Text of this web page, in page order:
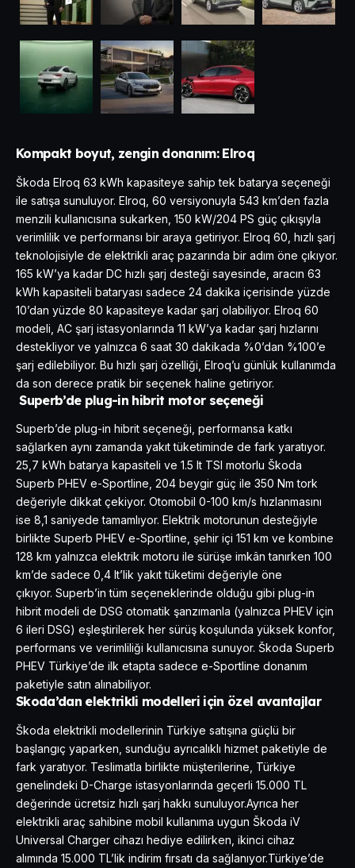
Kompakt boyut, zengin donanım: Elroq
Škoda Elroq 63 kWh kapasiteye sahip tek batarya seçeneği
ile satışa sunuluyor. Elroq, 60 versiyonuyla 543 km’den fazla
menzili kullanıcısına sukarken, 150 kW/204 PS güç çıkışıyla
verimlilik ve performansı bir araya getiriyor. Elroq 60, hızlı şarj
teknolojisiyle de elektrikli araç pazarında bir adım öne çıkıyor.
165 kW’ya kadar DC hızlı şarj desteği sayesinde, aracın 63
kWh kapasiteli bataryası sadece 24 dakika içerisinde yüzde
10’dan yüzde 80 kapasiteye kadar şarj olabiliyor. Elroq 60
modeli, AC şarj istasyonlarında 11 kW’ya kadar şarj hızlarını
destekliyor ve yalnızca 6 saat 30 dakikada %0’dan %100’e
şarj edilebiliyor. Bu hızlı şarj özelliği, Elroq’u günlük kullanımda
da son derece pratik bir seçenek haline getiriyor.
Superb’de plug-in hibrit motor seçeneği
Superb’de plug-in hibrit seçeneği, performansa katkı
sağlarken aynı zamanda yakıt tüketiminde de fark yaratıyor.
25,7 kWh batarya kapasiteli ve 1.5 lt TSI motorlu Škoda
Superb PHEV e-Sportline, 204 beygir güç ile 350 Nm tork
değeriyle dikkat çekiyor. Otomobil 0-100 km/s hızlanmasını
ise 8,1 saniyede tamamlıyor. Elektrik motorunun desteğiyle
birlikte Superb PHEV e-Sportline, şehir içi 151 km ve kombine
128 km yalnızca elektrik motoru ile sürüşe imkân tanırken 100
km’de sadece 0,4 lt’lik yakıt tüketimi değeriyle öne
çıkıyor. Superb’in tüm seçeneklerinde olduğu gibi plug-in
hibrit modeli de DSG otomatik şanzımanla (yalnızca PHEV için
6 ileri DSG) eşleştirilerek her sürüş koşulunda yüksek konfor,
performans ve verimliliği kullanıcısına sunuyor. Škoda Superb
PHEV Türkiye’de ilk etapta sadece e-Sportline donanım
paketiyle satın alınabiliyor.
Skoda’dan elektrikli modelleri için özel avantajlar
Škoda elektrikli modellerinin Türkiye satışına güçlü bir
başlangıç yaparken, sunduğu ayrıcalıklı hizmet paketiyle de
fark yaratıyor. Teslimatla birlikte müşterilerine, Türkiye
genelindeki D-Charge istasyonlarında geçerli 15.000 TL
değerinde ücretsiz hızlı şarj hakkı sunuluyor.Ayrıca her
elektrikli araç sahibine mobil kullanıma uygun Škoda iV
Universal Charger cihazı hediye edilirken, ikinci cihaz
alımında 15.000 TL’lik indirim fırsatı da sağlanıyor.Türkiye’de